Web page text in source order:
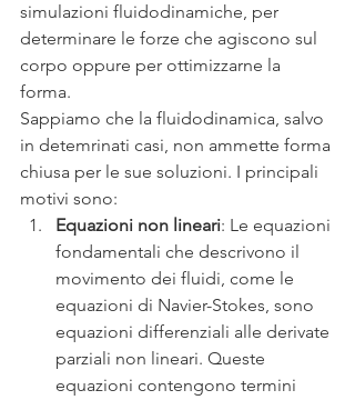
simulazioni fluidodinamiche, per
determinare le forze che agiscono sul
corpo oppure per ottimizzarne la
forma.
Sappiamo che la fluidodinamica, salvo
in detemrinati casi, non ammette forma
chiusa per le sue soluzioni. I principali
motivi sono:
Equazioni non lineari: Le equazioni
fondamentali che descrivono il
movimento dei fluidi, come le
equazioni di Navier-Stokes, sono
equazioni differenziali alle derivate
parziali non lineari. Queste
equazioni contengono termini